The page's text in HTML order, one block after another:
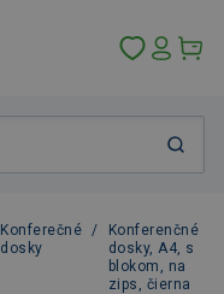
Konferečné
dosky
/
Konferenčné
dosky, A4, s
blokom, na
zips, čierna